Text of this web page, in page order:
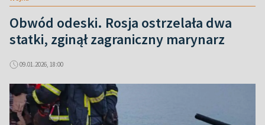
Obwód odeski. Rosja ostrzelała dwa
statki, zginął zagraniczny marynarz
09.01.2026, 18:00